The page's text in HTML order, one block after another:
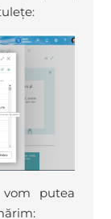
putea